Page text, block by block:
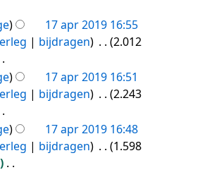
17 apr 2019 16:55
bijdragen
2.012
17 apr 2019 16:51
bijdragen
2.243
17 apr 2019 16:48
bijdragen
1.598